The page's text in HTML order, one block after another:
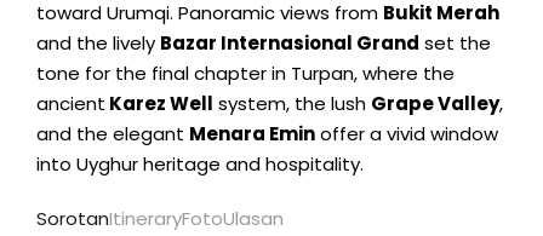
toward Urumqi. Panoramic views from Bukit Merah
and the lively Bazar Internasional Grand set the
tone for the final chapter in Turpan,where the
ancient Karez Well system, the lush Grape Valley,
and the elegant Menara Eminoffer a vivid window
into Uyghur heritage and hospitality.
SorotanItineraryFotoUlasan